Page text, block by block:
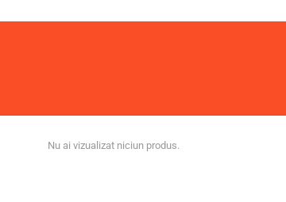
Nu ai vizualizat niciun produs.